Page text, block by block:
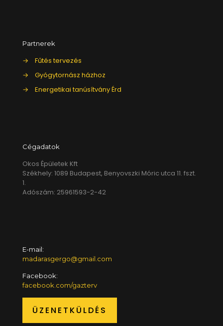
Partnerek
→
Fűtés tervezés
→
Gyógytornász házhoz
→
Energetikai tanúsítvány Érd
Cégadatok
Okos Épületek Kft
Székhely: 1089 Budapest, Benyovszki Móric utca 11. fszt.
1.
Adószám: 25961593-2-42
E-mail:
madarasgergo@gmail.com
Facebook:
facebook.com/gazterv
ÜZENETKÜLDÉS